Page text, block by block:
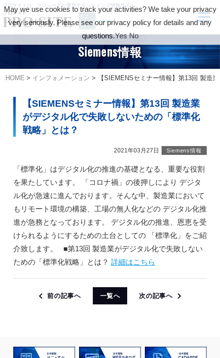
プロサイトは、プロシードが運営するシーメンス情報サイト
Siemens情報
HOME > インフォメーション > 【SIEMENSセミナー情報】第13回 製造
【SIEMENSセミナー情報】第13回 製造業
がデジタル化で失敗しないための「標準化
戦略」とは？
2021年03月27日 Siemens情報
「標準化」はデジタル化の推進の基礎となる、重要な役割
を果たしています。 「コロナ禍」の後押しにより デジタ
ル化が急速に進んでおります。そんな中、製造業において
もリモート環境の構築、工場の無人化などの デジタル化推
進が急務となっております。 デジタル化の推進、恩恵を受
けられるようにするための土台としての 「標準化」をご紹
介致します。 ■第13回 製造業がデジタル化で失敗しない
ための「標準化戦略」とは？ 詳細はこちら
前の記事へ 一覧へ 次の記事へ
May we use cookies to track your activities? We take your privacy
very seriously. Please see our privacy policy for details and any
questions.Yes No